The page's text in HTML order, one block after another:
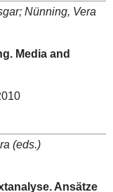
Nünning, Vera
Media and
(eds.)
Ansätze